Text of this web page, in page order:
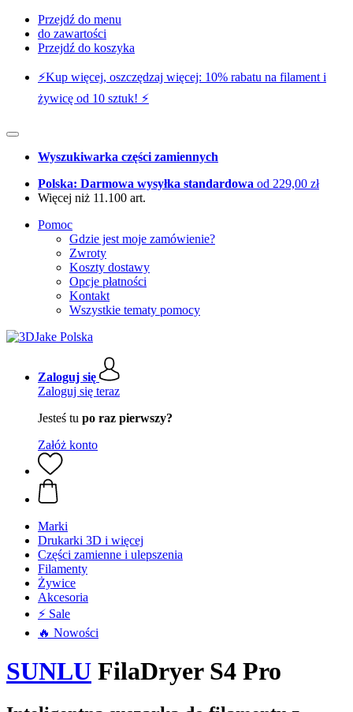
Przejdź do menu
do zawartości
Przejdź do koszyka
⚡️Kup więcej, oszczędzaj więcej: 10% rabatu na filament i
żywicę od 10 sztuk! ⚡️
Wyszukiwarka części zamiennych
Polska: Darmowa wysyłka standardowa od 229,00 zł
Więcej niż 11.100 art.
Pomoc
Gdzie jest moje zamówienie?
Zwroty
Koszty dostawy
Opcje płatności
Kontakt
Wszystkie tematy pomocy
Zaloguj się
Zaloguj się teraz
Jesteś tu po raz pierwszy?
Załóż konto
Marki
Drukarki 3D i więcej
Części zamienne i ulepszenia
Filamenty
Żywice
Akcesoria
⚡ Sale
🔥 Nowości
SUNLU FilaDryer S4 Pro